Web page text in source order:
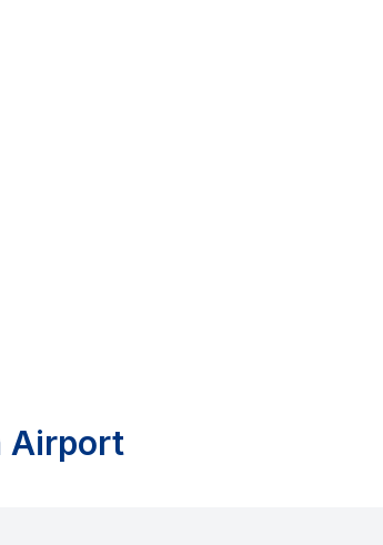
Airport